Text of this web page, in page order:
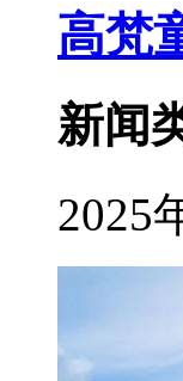
高梵
新闻
2025